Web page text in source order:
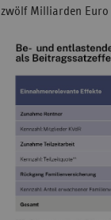
zwölf Milliarden Euro